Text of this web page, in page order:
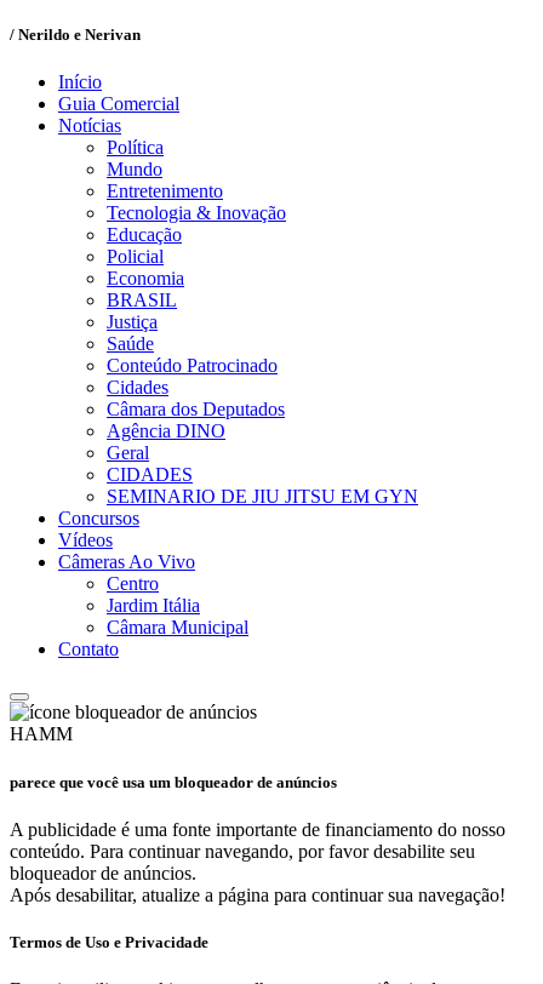
/ Nerildo e Nerivan
Início
Guia Comercial
Notícias
Política
Mundo
Entretenimento
Tecnologia & Inovação
Educação
Policial
Economia
BRASIL
Justiça
Saúde
Conteúdo Patrocinado
Cidades
Câmara dos Deputados
Agência DINO
Geral
CIDADES
SEMINARIO DE JIU JITSU EM GYN
Concursos
Vídeos
Câmeras Ao Vivo
Centro
Jardim Itália
Câmara Municipal
Contato
HAMM
parece que você usa um bloqueador de anúncios
A publicidade é uma fonte importante de financiamento do nosso
conteúdo. Para continuar navegando, por favor desabilite seu
bloqueador de anúncios.
Após desabilitar, atualize a página para continuar sua navegação!
Termos de Uso e Privacidade